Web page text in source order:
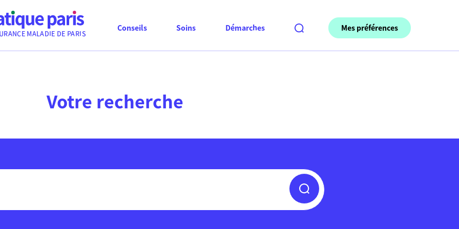
MALADIE DE PARIS
Conseils Soins Démarches Mes préférences
Votre recherche